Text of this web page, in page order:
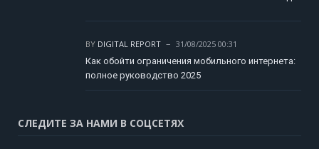
BY DIGITAL REPORT
31/08/2025 00:31
Как обойти ограничения мобильного интернета:
полное руководство 2025
СЛЕДИТЕ ЗА НАМИ В СОЦСЕТЯХ